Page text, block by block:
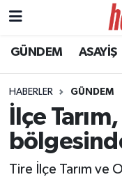
GÜNDEM ASAYİŞ
HABERLER GÜNDEM
İlçe
Tire İlçe Tarım ve
Tire Nöbetçi
Tire Hava
Tire Trafik
Süper Lig Puan